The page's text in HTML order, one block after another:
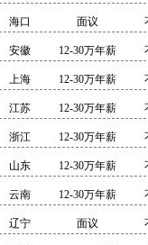
海口 面议
安徽 12-30万年薪
上海 12-30万年薪
江苏 12-30万年薪
浙江 12-30万年薪
山东 12-30万年薪
云南 12-30万年薪
辽宁 面议